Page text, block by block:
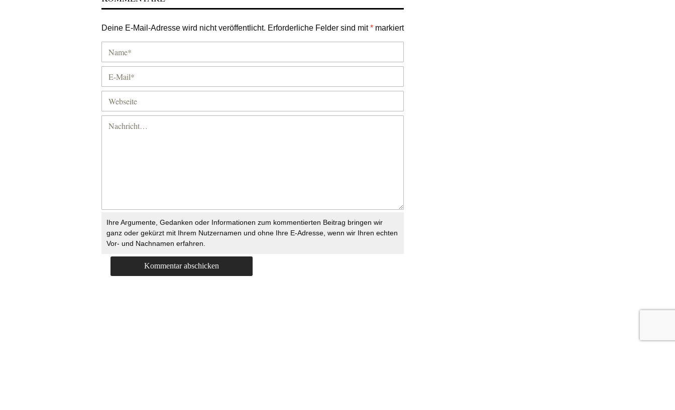
Deine E-Mail-Adresse wird nicht veröffentlicht. Erforderliche Felder sind mit* markiert
Ihre Argumente, Gedanken oder Informationen zum kommentierten Beitrag bringen wir
ganz oder gekürzt mit Ihrem Nutzernamen und ohne Ihre E-Adresse, wenn wir Ihren echten
Vor- und Nachnamen erfahren.